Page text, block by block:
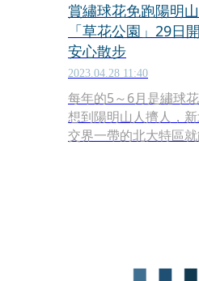
賞繡球花免跑陽明
「草花公園」29
安心散步
2023.04.28 11:40
每年的5～6月是繡球
想到陽明山人擠人，
交界一帶的北大特區就